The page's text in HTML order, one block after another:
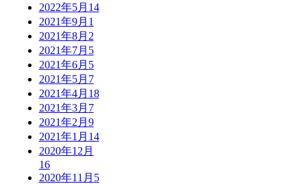
2022年5月 14
2021年9月 1
2021年8月 2
2021年7月 5
2021年6月 5
2021年5月 7
2021年4月 18
2021年3月 7
2021年2月 9
2021年1月 14
2020年12月
16
2020年11月 5